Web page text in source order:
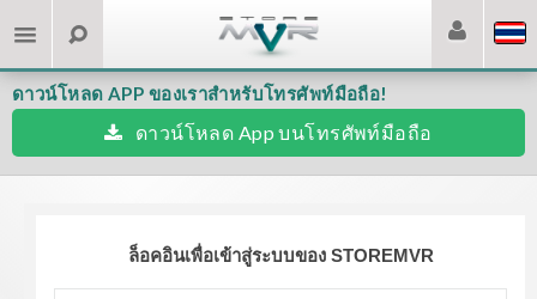
ดาวน์โหลด APP ของเราสำหรับโทรศัพท์มือถือ!
ดาวน์โหลด App บนโทรศัพท์มือถือ
ล็อคอินเพื่อเข้าสู่ระบบของ STOREMVR